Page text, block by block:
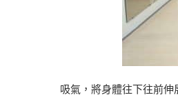
吸氣，將身體往下往前伸